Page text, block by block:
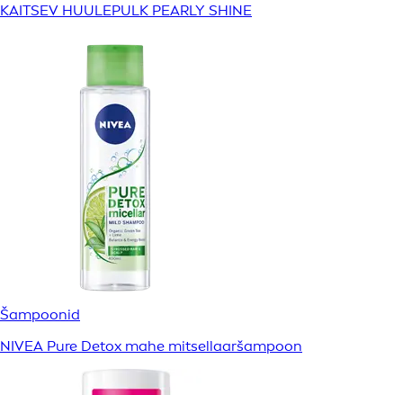
KAITSEV HUULEPULK PEARLY SHINE
Šampoonid
NIVEA Pure Detox mahe mitsellaaršampoon